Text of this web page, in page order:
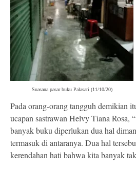
Suasana pasar buku Palasari (11/10/20)
Pada orang-orang tangguh demikian
ucapan sastrawan Helvy Tiana Rosa,
banyak buku diperlukan dua hal
termasuk di antaranya. Dua hal
kerendahan hati bahwa kita banyak